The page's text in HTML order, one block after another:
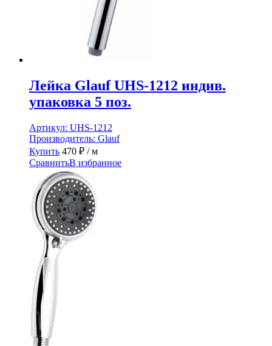
Лейка Glauf UHS-1212 индив.
упаковка 5 поз.
Артикул: UHS-1212
Производитель: Glauf
Купить 470 ₽ / м
СравнитьВ избранное